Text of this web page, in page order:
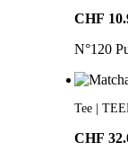
CHF
N°120
Tee |
CHF